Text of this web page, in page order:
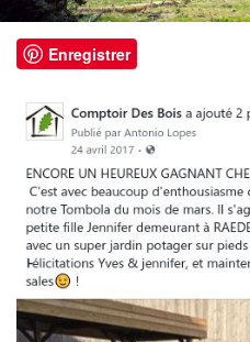
Enregistrer